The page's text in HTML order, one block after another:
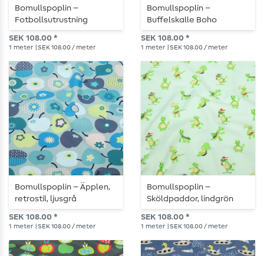
Bomullspoplin –
Fotbollsutrustning
gräsgrön
SEK 108.00 *
1 meter | SEK 108.00 / meter
Bomullspoplin –
Buffelskalle Boho
mörkgrön
SEK 108.00 *
1 meter | SEK 108.00 / meter
Bomullspoplin – Äpplen,
retrostil, ljusgrå
SEK 108.00 *
1 meter | SEK 108.00 / meter
Bomullspoplin –
Sköldpaddor, lindgrön
SEK 108.00 *
1 meter | SEK 108.00 / meter